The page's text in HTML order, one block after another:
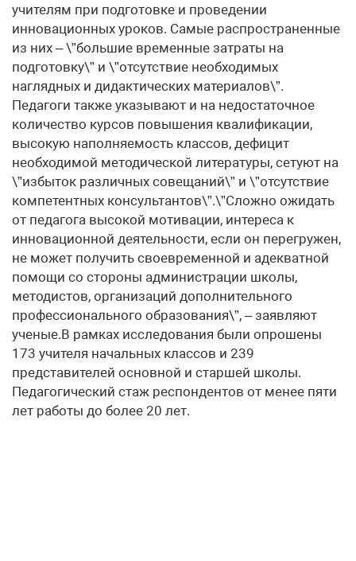
учителям при подготовке и проведении
инновационных уроков. Самые распространенные
из них – \”большие временные затраты на
подготовку\” и \”отсутствие необходимых
наглядных и дидактических материалов\”.
Педагоги также указывают и на недостаточное
количество курсов повышения квалификации,
высокую наполняемость классов, дефицит
необходимой методической литературы, сетуют на
\”избыток различных совещаний\” и \”отсутствие
компетентных консультантов\”.\”Сложно ожидать
от педагога высокой мотивации, интереса к
инновационной деятельности, если он перегружен,
не может получить своевременной и адекватной
помощи со стороны администрации школы,
методистов, организаций дополнительного
профессионального образования\”, – заявляют
ученые.В рамках исследования были опрошены
173 учителя начальных классов и 239
представителей основной и старшей школы.
Педагогический стаж респондентов от менее пяти
лет работы до более 20 лет.